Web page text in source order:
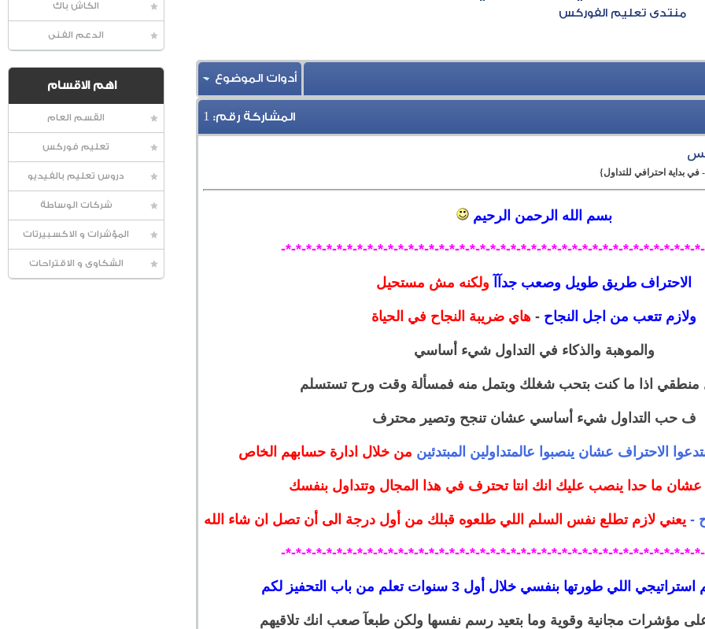
الكاش باك
الدعم الفنى
اهم الاقسام
القسم العام
تعليم فوركس
دروس تعليم بالفيديو
شركات الوساطة
المؤشرات و الاكسبيرتات
الشكاوى و الاقتراحات
منتدى تعليم الفوركس
أدوات الموضوع
المشاركة رقم: 1
في بداية احترافي للتداول}
بسم الله الرحمن الرحيم
-*-*-*-*-*-*-*-*-*-*-*-*-*-*-*-*-*-*-*-*-*-*-*-*-*-*-*-*-*-*-*-*-*-*-*-*-*-*-*-*-
الاحتراف طريق طويل وصعب جدآآ ولكنه مش مستحيل
ولازم تتعب من اجل النجاح - هاي ضريبة النجاح في الحياة
والموهبة والذكاء في التداول شيء أساسي
منطقي اذا ما كنت بتحب شغلك وبتمل منه فمسألة وقت ورح تستسلم
ف حب التداول شيء أساسي عشان تنجح وتصير محترف
الاحتراف عشان ينصبوا عالمتداولين المبتدئين من خلال ادارة حسابهم الخاص
عشان ما حدا ينصب عليك انك انتا تحترف في هذا المجال وتتداول بنفسك
- يعني لازم تطلع نفس السلم اللي طلعوه قبلك من أول درجة الى أن تصل ان شاء الله
-*-*-*-*-*-*-*-*-*-*-*-*-*-*-*-*-*-*-*-*-*-*-*-*-*-*-*-*-*-*-*-*-*-*-*-*-*-*-*-*-
اللي طورتها بنفسي خلال أول 3 سنوات تعلم من باب التحفيز لكم
على مؤشرات مجانية وقوية وما بتعيد رسم نفسها ولكن طبعآ صعب انك تلاقيهم